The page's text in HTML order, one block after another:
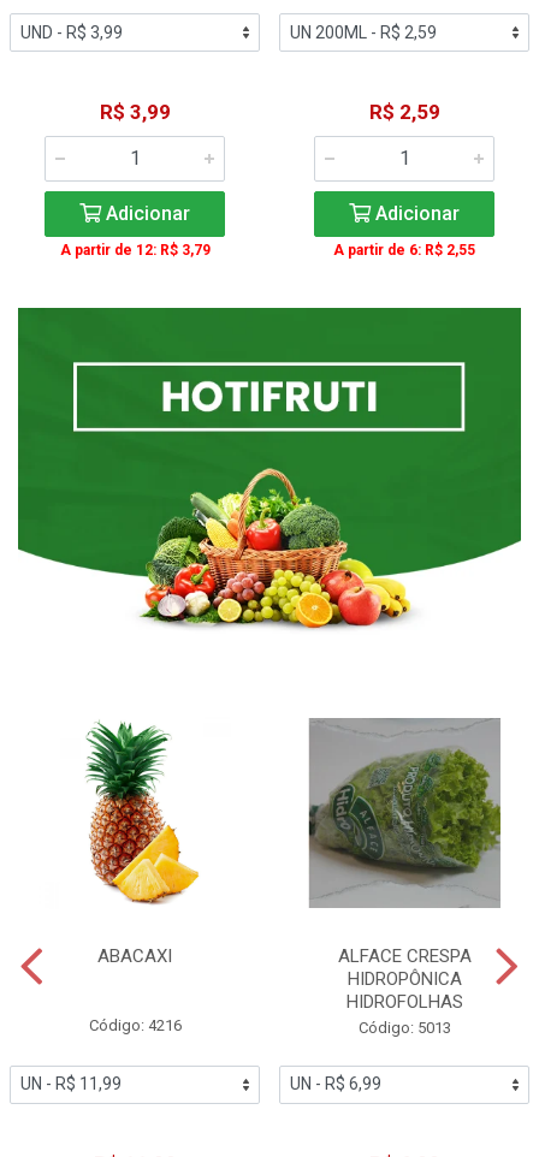
R$ 3,99
Adicionar
A partir de 12: R$ 3,79
R$ 2,59
Adicionar
A partir de 6: R$ 2,55
ABACAXI
Código: 4216
ALFACE CRESPA
HIDROPÔNICA
HIDROFOLHAS
Código: 5013